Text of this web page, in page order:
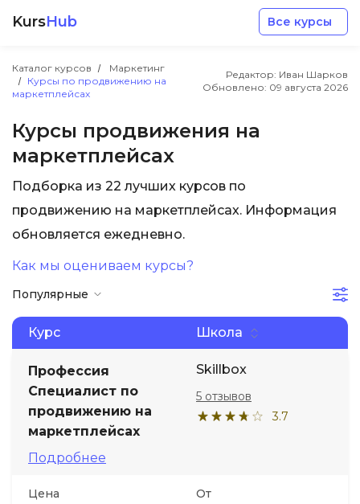
KursHub Все курсы
Каталог курсов
Маркетинг
Курсы по продвижению на
маркетплейсах
Редактор: Иван Шарков
Обновлено: 09 августа 2026
Курсы продвижения на
маркетплейсах
Подборка из 22 лучших курсов по
продвижению на маркетплейсах. Информация
обновляется ежедневно.
Как мы оцениваем курсы?
Популярные
Курс Школа
Профессия
Специалист по
продвижению на
маркетплейсах
Подробнее
Skillbox
3.7
5 отзывов
Цена От
Маркетинг
Дизайн
Менеджмент
Иностранные языки
Soft Skills
ДПО